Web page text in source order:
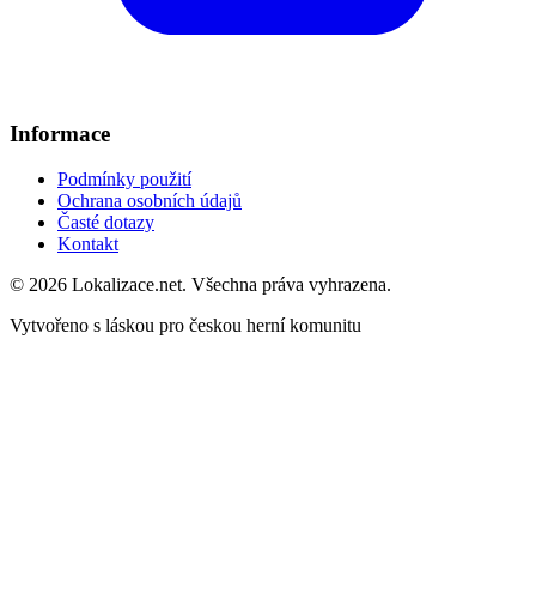
Informace
Podmínky použití
Ochrana osobních údajů
Časté dotazy
Kontakt
© 2026 Lokalizace.net. Všechna práva vyhrazena.
Vytvořeno s láskou pro českou herní komunitu